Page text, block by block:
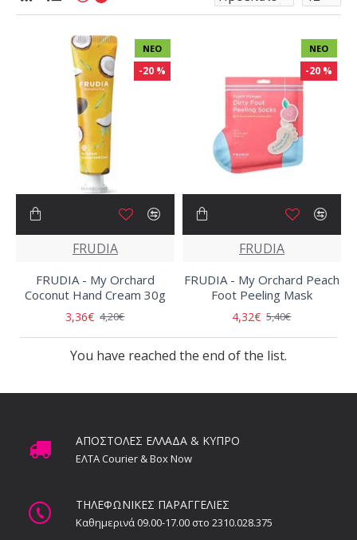
ΝΈΟ
-20 %
FRUDIA
FRUDIA - My Orchard
Coconut Hand Cream 30g
3,36€ 4,20€
ΝΈΟ
-20 %
FRUDIA
FRUDIA - My Orchard Peach
Foot Peeling Mask
4,32€ 5,40€
You have reached the end of the list.
ΑΠΟΣΤΟΛΕΣ ΕΛΛΑΔΑ & ΚΥΠΡΟ
ΕΛΤΑ Courier & Box Now
ΤΗΛΕΦΩΝΙΚΕΣ ΠΑΡΑΓΓΕΛΙΕΣ
Καθημερινά 09.00-17.00 στο 2310.028.375